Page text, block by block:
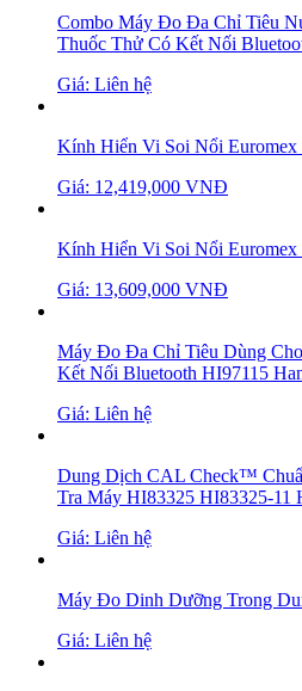
Combo Máy Đo Đa Chỉ Tiêu
Thuốc Thử Có Kết Nối
Giá: Liên hệ
Kính Hiển Vi Soi Nổi Euromex
Giá: 12,419,000 VNĐ
Kính Hiển Vi Soi Nổi Euromex
Giá: 13,609,000 VNĐ
Máy Đo Đa Chỉ Tiêu Dùng
Kết Nối Bluetooth HI97115
Giá: Liên hệ
Dung Dịch CAL Check™
Tra Máy HI83325 HI83325-11
Giá: Liên hệ
Máy Đo Dinh Dưỡng Trong
Giá: Liên hệ